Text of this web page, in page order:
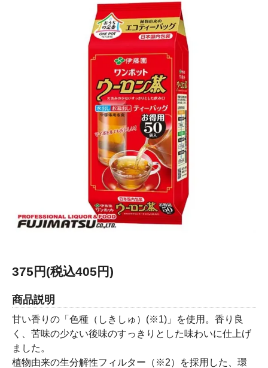
375円(税込405円)
商品説明
甘い香りの「色種（しきしゅ）(※1)」を使用。香り良
く、苦味の少ない後味のすっきりとした味わいに仕上げ
ました。
植物由来の生分解性フィルター（※2）を採用した、環